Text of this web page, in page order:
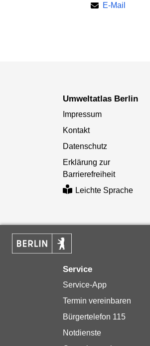
E-Mail
Umweltatlas Berlin
Impressum
Kontakt
Datenschutz
Erklärung zur
Barrierefreiheit
Leichte Sprache
Service
Service-App
Termin vereinbaren
Bürgertelefon 115
Notdienste